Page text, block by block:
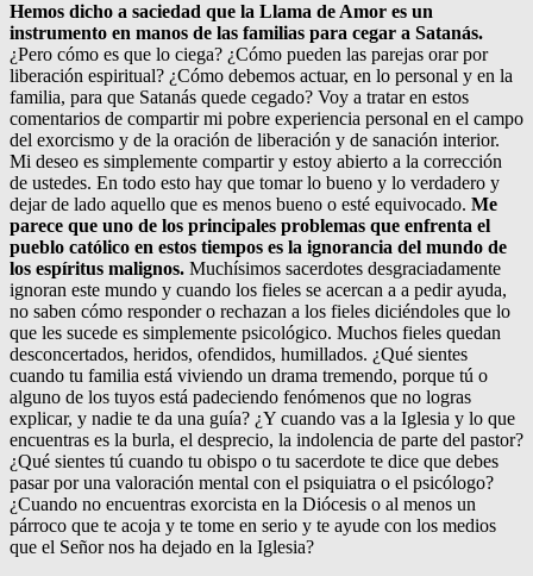
Hemos dicho a saciedad que la Llama de Amor es un
instrumento en manos de las familias para cegar a Satanás.
¿Pero cómo es que lo ciega? ¿Cómo pueden las parejas orar por
liberación espiritual? ¿Cómo debemos actuar, en lo personal y en la
familia, para que Satanás quede cegado? Voy a tratar en estos
comentarios de compartir mi pobre experiencia personal en el campo
del exorcismo y de la oración de liberación y de sanación interior.
Mi deseo es simplemente compartir y estoy abierto a la corrección
de ustedes. En todo esto hay que tomar lo bueno y lo verdadero y
dejar de lado aquello que es menos bueno o esté equivocado. Me
parece que uno de los principales problemas que enfrenta el
pueblo católico en estos tiempos es la ignorancia del mundo de
los espíritus malignos. Muchísimos sacerdotes desgraciadamente
ignoran este mundo y cuando los fieles se acercan a a pedir ayuda,
no saben cómo responder o rechazan a los fieles diciéndoles que lo
que les sucede es simplemente psicológico. Muchos fieles quedan
desconcertados, heridos, ofendidos, humillados. ¿Qué sientes
cuando tu familia está viviendo un drama tremendo, porque tú o
alguno de los tuyos está padeciendo fenómenos que no logras
explicar, y nadie te da una guía? ¿Y cuando vas a la Iglesia y lo que
encuentras es la burla, el desprecio, la indolencia de parte del pastor?
¿Qué sientes tú cuando tu obispo o tu sacerdote te dice que debes
pasar por una valoración mental con el psiquiatra o el psicólogo?
¿Cuando no encuentras exorcista en la Diócesis o al menos un
párroco que te acoja y te tome en serio y te ayude con los medios
que el Señor nos ha dejado en la Iglesia?